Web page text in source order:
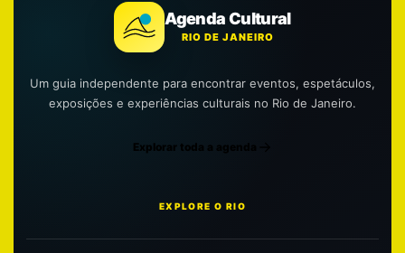
Agenda Cultural
RIO DE JANEIRO
Um guia independente para encontrar eventos, espetáculos,
exposições e experiências culturais no Rio de Janeiro.
Explorar toda a agenda
EXPLORE O RIO